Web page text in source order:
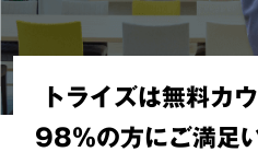
トライズは無料カ
98%の方にご満足